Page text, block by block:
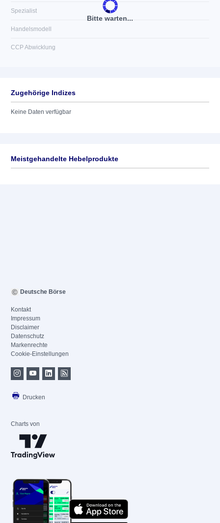
Bitte warten...
Spezialist
Handelsmodell
CCP Abwicklung
Zugehörige Indizes
Keine Daten verfügbar
Meistgehandelte Hebelprodukte
Deutsche Börse
Kontakt
Impressum
Disclaimer
Datenschutz
Markenrechte
Cookie-Einstellungen
Drucken
Charts von